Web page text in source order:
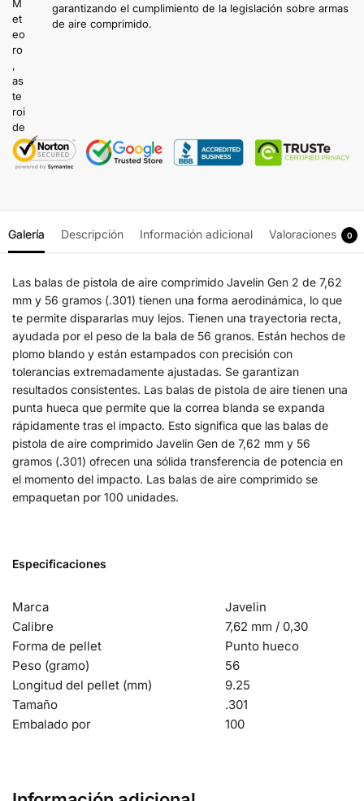
garantizando el cumplimiento de la legislación sobre armas
de aire comprimido.
Galería Descripción Información adicional Valoraciones 0
Las balas de pistola de aire comprimido Javelin Gen 2 de 7,62
mm y 56 gramos (.301) tienen una forma aerodinámica, lo que
te permite dispararlas muy lejos. Tienen una trayectoria recta,
ayudada por el peso de la bala de 56 granos. Están hechos de
plomo blando y están estampados con precisión con
tolerancias extremadamente ajustadas. Se garantizan
resultados consistentes. Las balas de pistola de aire tienen una
punta hueca que permite que la correa blanda se expanda
rápidamente tras el impacto. Esto significa que las balas de
pistola de aire comprimido Javelin Gen de 7,62 mm y 56
gramos (.301) ofrecen una sólida transferencia de potencia en
el momento del impacto. Las balas de aire comprimido se
empaquetan por 100 unidades.
Especificaciones
Marca
Javelin
Calibre
7,62 mm / 0,30
Forma de pellet
Punto hueco
Peso (gramo)
56
Longitud del pellet (mm)
9.25
Tamaño
.301
Embalado por
100